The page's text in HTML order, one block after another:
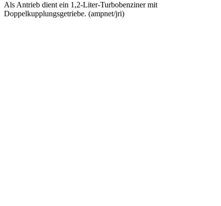
Als Antrieb dient ein 1,2-Liter-Turbobenziner mit
Doppelkupplungsgetriebe. (ampnet/jri)